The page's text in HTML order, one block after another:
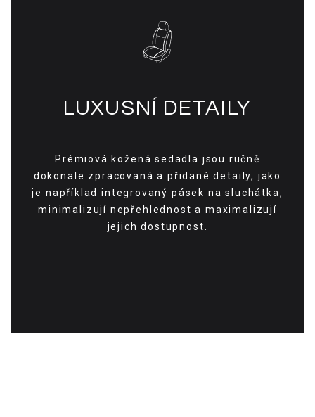
LUXUSNÍ DETAILY
Prémiová kožená sedadla jsou ručně
dokonale zpracovaná a přidané detaily, jako
je například integrovaný pásek na sluchátka,
minimalizují nepřehlednost a maximalizují
jejich dostupnost.